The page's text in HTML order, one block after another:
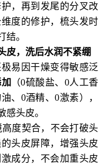
，再到发尾的分叉改
度的修护，梳头发时
结。
皮，洗后水润不紧绷
易因干燥变得敏感泛
（0硫酸盐、0人工香
、0酒精、0激素），
感头皮。
度契合，不会打破头
头皮屏障，增强头皮
成分，不会加重头皮